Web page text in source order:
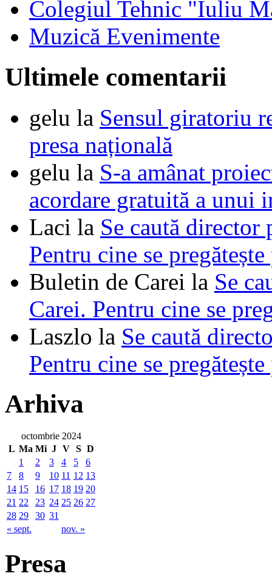
Colegiul Tehnic "Iuliu
Muzică Evenimente
Ultimele comentarii
gelu la Sensul giratoriu
presa națională
gelu la S-a amânat
acordare gratuită a unui
Laci la Se caută
Pentru cine se
Buletin de Carei la Se
Carei. Pentru cine se
Laszlo la Se caută
Pentru cine se
Arhiva
octombrie 2024
L Ma Mi J V S D
« sept. nov. »
1 2 3 4 5
6
7
8 9 10 11 12 13
14 15 16 17 18 19 20
21 22 23 24 25 26 27
28 29 30 31
Presa